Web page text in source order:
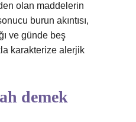
olan maddelerin
burun akıntısı,
ve günde beş
karakterize alerjik
demek